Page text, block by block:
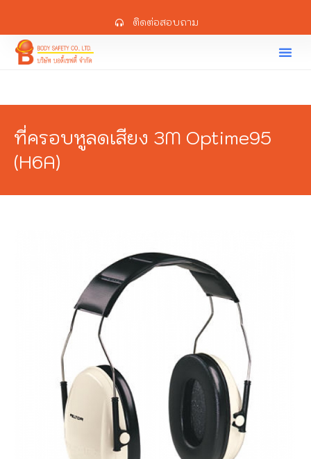
ติดต่อสอบถาม
ที่ครอบหูลดเสียง 3M Optime95
(H6A)